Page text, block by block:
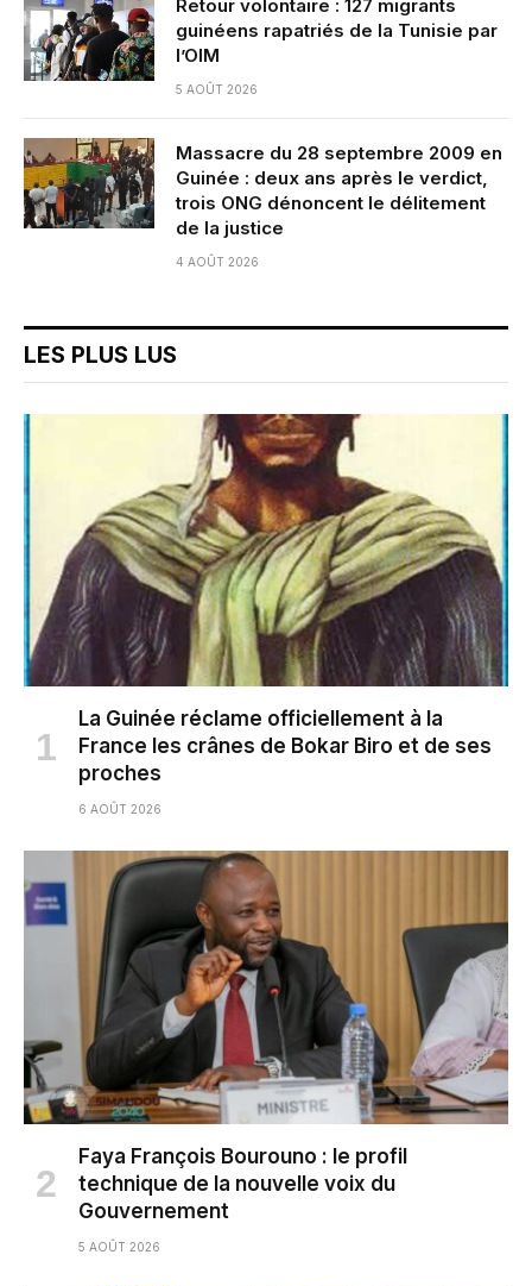
Retour volontaire : 127 migrants
guinéens rapatriés de la Tunisie par
l’OIM
5 AOÛT 2026
Massacre du 28 septembre 2009 en
Guinée : deux ans après le verdict,
trois ONG dénoncent le délitement
de la justice
4 AOÛT 2026
LES PLUS LUS
La Guinée réclame officiellement à la
France les crânes de Bokar Biro et de ses
proches
6 AOÛT 2026
Faya François Bourouno : le profil
technique de la nouvelle voix du
Gouvernement
5 AOÛT 2026